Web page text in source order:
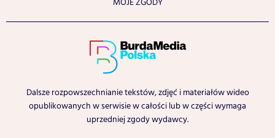
MOJE ZGODY
Dalsze rozpowszechnianie tekstów, zdjęć i materiałów wideo
opublikowanych w serwisie w całości lub w części wymaga
uprzedniej zgody wydawcy.